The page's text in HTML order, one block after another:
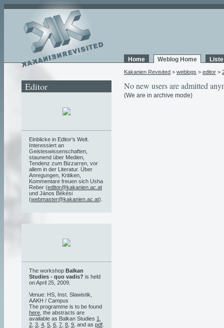
Home Weblog Home
Kakanien Revisited > weblogs > editor >
No new users are admitted
(We are in archive mode)
Editor
Einblicke in Editor's Welt.
Interessiert an
Geisteswissenschaften,
staunend über Medien,
Tendenz zum Bizzarren, vor
allem in der Literatur. Über
Anregungen, Kritiken,
Kommentare freuen sich Usha
Reber (editor@kakanien.ac.at
und János Békési
(webmaster@kakanien.ac.at).
The workshop Balkan
Studies - quo vadis? is held
on April 25, 2009.
Venue: HS, Inst. Slawistik,
AAKH / Campus
The programme is to be found
here , the abstracts are
available as Balkan Studies 1
2 3 4 5 6 7 8 9 , and as pdf